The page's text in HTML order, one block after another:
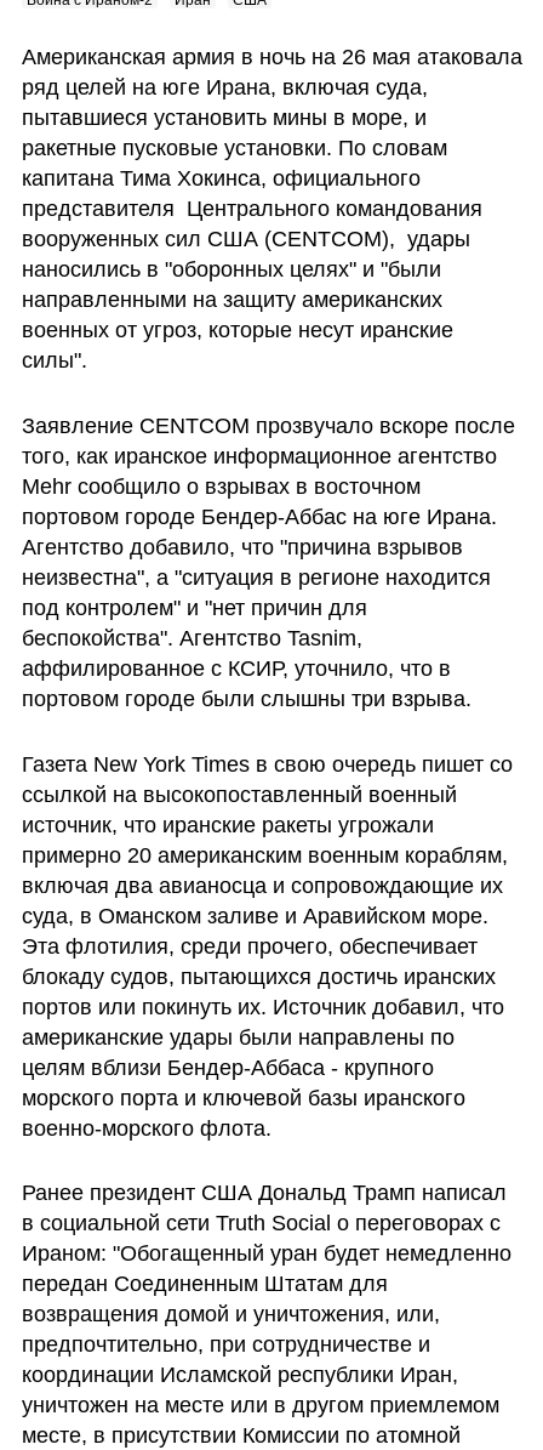
Американская армия в ночь на 26 мая атаковала
ряд целей на юге Ирана, включая суда,
пытавшиеся установить мины в море, и
ракетные пусковые установки. По словам
капитана Тима Хокинса, официального
представителя  Центрального командования
вооруженных сил США (CENTCOM),  удары
наносились в "оборонных целях" и "были
направленными на защиту американских
военных от угроз, которые несут иранские
силы".
Заявление CENTCOM прозвучало вскоре после
того, как иранское информационное агентство
Mehr сообщило о взрывах в восточном
портовом городе Бендер-Аббас на юге Ирана.
Агентство добавило, что "причина взрывов
неизвестна", а "ситуация в регионе находится
под контролем" и "нет причин для
беспокойства". Агентство Tasnim,
аффилированное с КСИР, уточнило, что в
портовом городе были слышны три взрыва.
Газета New York Times в свою очередь пишет со
ссылкой на высокопоставленный военный
источник, что иранские ракеты угрожали
примерно 20 американским военным кораблям,
включая два авианосца и сопровождающие их
суда, в Оманском заливе и Аравийском море.
Эта флотилия, среди прочего, обеспечивает
блокаду судов, пытающихся достичь иранских
портов или покинуть их. Источник добавил, что
американские удары были направлены по
целям вблизи Бендер-Аббаса - крупного
морского порта и ключевой базы иранского
военно-морского флота.
Ранее президент США Дональд Трамп написал
в социальной сети Truth Social о переговорах с
Ираном: "Обогащенный уран будет немедленно
передан Соединенным Штатам для
возвращения домой и уничтожения, или,
предпочтительно, при сотрудничестве и
координации Исламской республики Иран,
уничтожен на месте или в другом приемлемом
месте, в присутствии Комиссии по атомной